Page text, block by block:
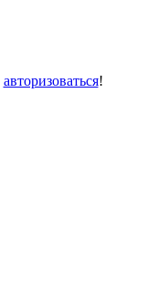
авторизоваться!